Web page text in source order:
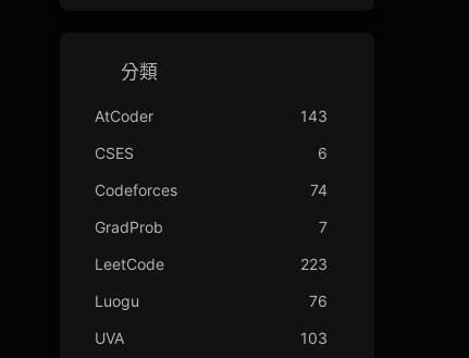
分類
AtCoder
143
CSES
6
Codeforces
74
GradProb
7
LeetCode
223
Luogu
76
UVA
103